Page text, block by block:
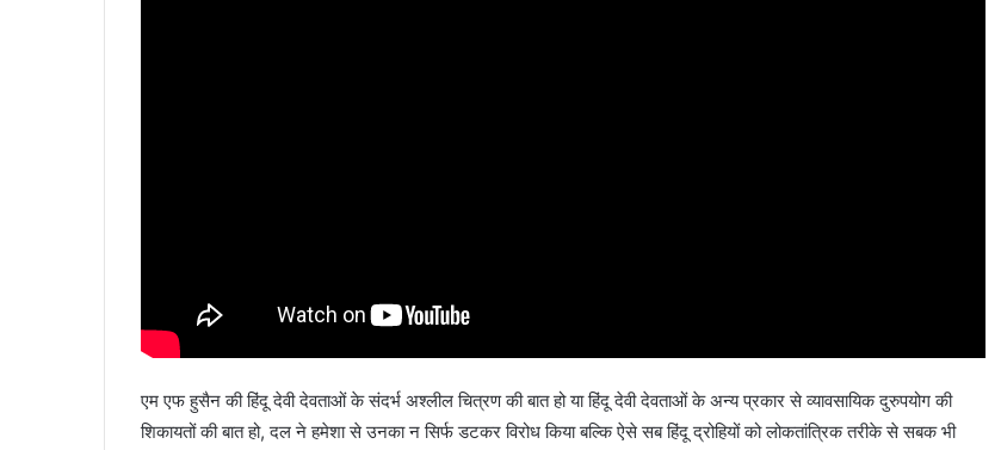
एम एफ हुसैन की हिंदू देवी देवताओं के संदर्भ अश्लील चित्रण की बात हो या हिंदू देवी देवताओं के अन्य प्रकार से व्यावसायिक दुरुपयोग की
शिकायतों की बात हो, दल ने हमेशा से उनका न सिर्फ डटकर विरोध किया बल्कि ऐसे सब हिंदू द्रोहियों को लोकतांत्रिक तरीके से सबक भी